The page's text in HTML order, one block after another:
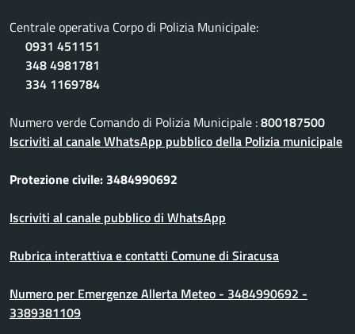
Centrale operativa Corpo di Polizia Municipale:
0931 451151
348 4981781
334 1169784
Numero verde Comando di Polizia Municipale :800187500
Iscriviti al canale WhatsApp pubblico della Polizia municipale
Protezione civile: 3484990692
Iscriviti al canale pubblico di WhatsApp
Rubrica interattiva e contatti Comune di Siracusa
Numero per Emergenze Allerta Meteo - 3484990692 -
3389381109